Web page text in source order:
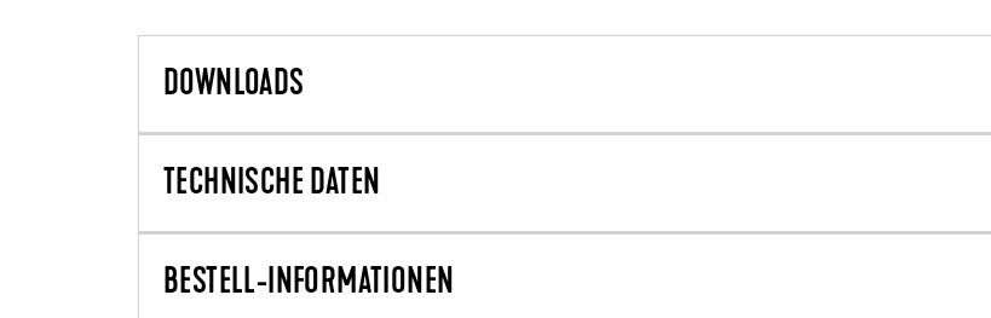
DOWNLOADS
TECHNISCHE DATEN
BESTELL-INFORMATIONEN